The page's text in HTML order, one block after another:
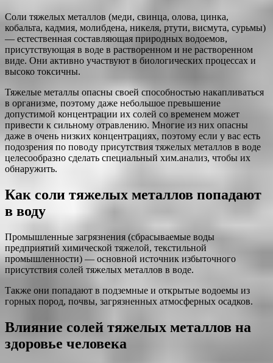
Соли тяжелых металлов (меди, свинца, олова, цинка,
кобальта, кадмия, молибдена, никеля, ртути, висмута, сурьмы)
— естественная составляющая природных водоемов,
присутствующая в воде в растворенном и не растворенном
виде. Они активно участвуют в биологических процессах и
высоко токсичны.
Тяжелые металлы опасны своей способностью накапливаться
в организме, поэтому даже небольшое превышение
допустимой концентрации их солей со временем может
привести к сильному отравлению. Многие из них опасны
даже в очень низких концентрациях, поэтому если у вас есть
подозрения по поводу присутствия тяжелых металлов в воде
целесообразно сделать специальный хим.анализ, чтобы их
обнаружить.
Как соли тяжелых металлов попадают
в воду
Промышленные загрязнения (сбрасываемые воды
предприятий химической тяжелой, текстильной
промышленности) — основной источник избыточного
присутствия солей тяжелых металлов в воде.
Также они попадают в подземные и открытые водоемы из
горных пород, почвы, загрязненных атмосферных осадков.
Влияние солей тяжелых металлов на
здоровье человека